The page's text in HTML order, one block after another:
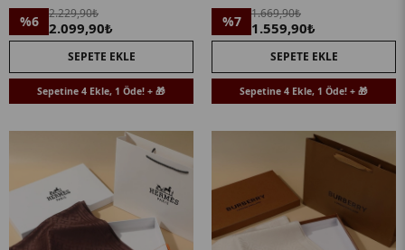
%6 2.229,90₺
2.099,90₺
SEPETE EKLE
Sepetine 4 Ekle, 1 Öde! + 🎁
%7 1.669,90₺
1.559,90₺
SEPETE EKLE
Sepetine 4 Ekle, 1 Öde! + 🎁